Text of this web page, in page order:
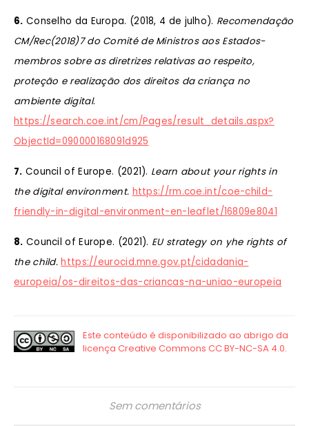
6. Conselho da Europa. (2018, 4 de julho). Recomendação
CM/Rec(2018)7 do Comité de Ministros aos Estados-
membros sobre as diretrizes relativas ao respeito,
proteção e realização dos direitos da criança no
ambiente digital.
https://search.coe.int/cm/Pages/result_details.aspx?
ObjectId=090000168091d925
7. Council of Europe. (2021). Learn about your rights in
the digital environment. https://rm.coe.int/coe-child-
friendly-in-digital-environment-en-leaflet/16809e8041
8. Council of Europe. (2021). EU strategy on yhe rights of
the child. https://eurocid.mne.gov.pt/cidadania-
europeia/os-direitos-das-criancas-na-uniao-europeia
Sem comentários